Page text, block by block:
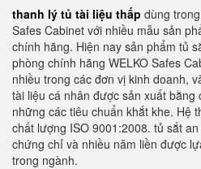
thanh lý tủ tài liệu thấp dùng
Safes Cabinet với nhiều mẫu sản
chính hãng. Hiện nay sản phẩm tủ
phòng chính hãng WELKO Safes
nhiều trong các đơn vị kinh doanh,
tài liệu cá nhân được sản xuất bằng
những các tiêu chuẩn khắt khe. Hệ
chất lượng ISO 9001:2008. tủ sắt
chứng chỉ và nhiều năm liền được
trong ngành.